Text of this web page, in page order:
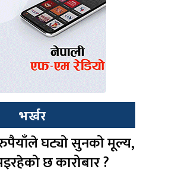
भर्खर
घट्यो सुनको मूल्य,
छ कारोबार ?